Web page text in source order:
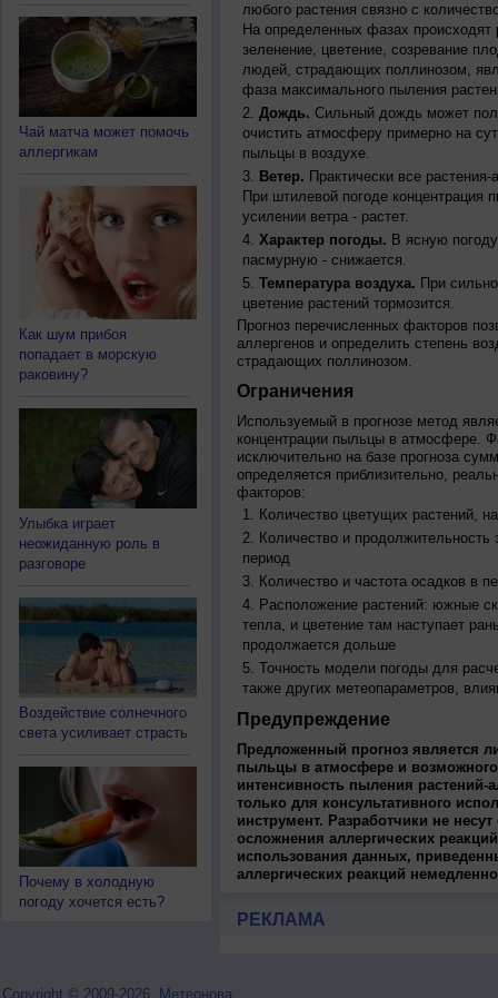
Чай матча может помочь
аллергикам
Как шум прибоя
попадает в морскую
раковину?
Улыбка играет
неожиданную роль в
разговоре
Воздействие солнечного
света усиливает страсть
Почему в холодную
погоду хочется есть?
любого растения связно с
На определенных фазах происходят
зеленение, цветение, созревание
людей, страдающих поллинозом,
фаза максимального пыления
Дождь. Сильный дождь может
очистить атмосферу примерно на
пыльцы в воздухе.
Ветер. Практически все
При штилевой погоде
усилении ветра - растет.
Характер погоды. В ясную
пасмурную - снижается.
Температура воздуха. При
цветение растений тормозится.
Прогноз перечисленных факторов
аллергенов и определить степень
страдающих поллинозом.
Ограничения
Используемый в прогнозе метод
концентрации пыльцы в атмосфере.
исключительно на базе прогноза
определяется приблизительно,
факторов:
Количество цветущих растений,
Количество и продолжительность
период
Количество и частота осадков в
Расположение растений: южные
тепла, и цветение там наступает
продолжается дольше
Точность модели погоды для
также других метеопараметров,
Предупреждение
Предложенный прогноз является
пыльцы в атмосфере и
интенсивность пыления растений-
только для консультативного
инструмент. Разработчики не
осложнения аллергических
использования данных,
аллергических реакций
РЕКЛАМА
Copyright © 2009-2026, Метеонова